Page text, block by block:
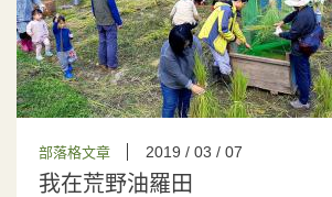
部落格文章 2019 / 03 / 07
我在荒野油羅田